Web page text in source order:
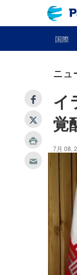
国際
ニュ
イ
覚
7月 08,